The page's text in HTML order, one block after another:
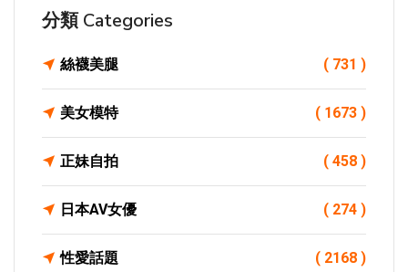
分類 Categories
絲襪美腿 ( 731 )
美女模特 ( 1673 )
正妹自拍 ( 458 )
日本AV女優 ( 274 )
性愛話題 ( 2168 )